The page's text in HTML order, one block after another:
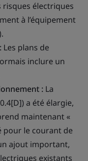
électriques
à l’équipement
Les plans de
inclure un
: La
a été élargie,
maintenant «
pour le courant de
ajout important,
existants